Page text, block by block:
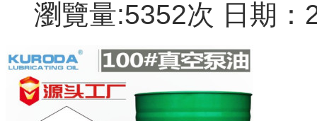
瀏覽量:5352次 日期